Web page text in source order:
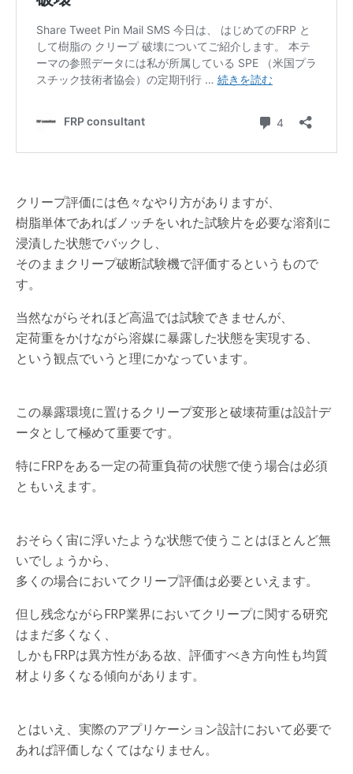
クリープ評価には色々なやり方がありますが、
樹脂単体であればノッチをいれた試験片を必要な溶剤に
浸漬した状態でバックし、
そのままクリープ破断試験機で評価するというもので
す。
当然ながらそれほど高温では試験できませんが、
定荷重をかけながら溶媒に暴露した状態を実現する、
という観点でいうと理にかなっています。
この暴露環境に置けるクリープ変形と破壊荷重は設計デ
ータとして極めて重要です。
特にFRPをある一定の荷重負荷の状態で使う場合は必須
ともいえます。
おそらく宙に浮いたような状態で使うことはほとんど無
いでしょうから、
多くの場合においてクリープ評価は必要といえます。
但し残念ながらFRP業界においてクリープに関する研究
はまだ多くなく、
しかもFRPは異方性がある故、評価すべき方向性も均質
材より多くなる傾向があります。
とはいえ、実際のアプリケーション設計において必要で
あれば評価しなくてはなりません。